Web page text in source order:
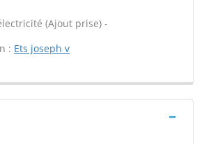
(Ajout prise) -
: Ets joseph v